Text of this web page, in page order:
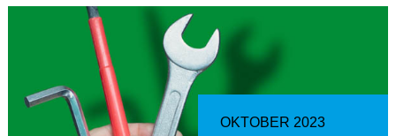
OKTOBER 2023